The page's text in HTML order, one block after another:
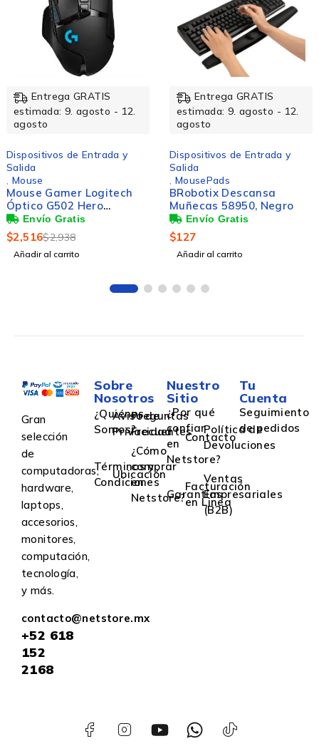
Entrega GRATIS
estimada: 9. agosto - 12.
agosto
Dispositivos de Entrada y
Salida
Mouse
Mouse Gamer Logitech
Óptico G502 Hero
Lightspeed, Inalámbrico,
USB, 16000DPI, Negro
$2,938
$2,516
Añadir al carrito
Entrega GRATIS
estimada: 9. agosto - 12.
agosto
Dispositivos de Entrada y
Salida
MousePads
BRobotix Descansa
Muñecas 58950, Negro
$127
Añadir al carrito
Gran
selección
de
computadoras,
hardware,
laptops,
accesorios,
monitores,
computación,
tecnología,
y más.
contacto@netstore.mx
+52 618
152
2168
Sobre
Nosotros
¿Quiénes
Somos?
Aviso de
Privacidad
Preguntas
Frecuentes
Términos y
Condiciones
Ubicación
¿Cómo
comprar
en
Netstore?
Nuestro
Sitio
¿Por qué
confiar
en
Netstore?
Contacto
Política de
Devoluciones
Garantías
Facturación
en Linea
Ventas
Empresariales
(B2B)
Tu
Cuenta
Seguimiento
de pedidos